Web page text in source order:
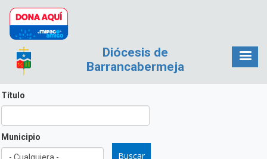
Pasar al contenido principal
Diócesis de
Barrancabermeja
Título
Municipio